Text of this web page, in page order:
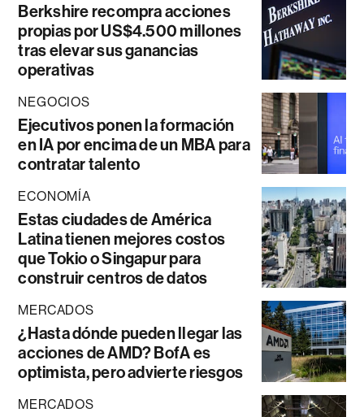
Berkshire recompra acciones
propias por US$4.500 millones
tras elevar sus ganancias
operativas
NEGOCIOS
Ejecutivos ponen la formación
en IA por encima de un MBA para
contratar talento
ECONOMÍA
Estas ciudades de América
Latina tienen mejores costos
que Tokio o Singapur para
construir centros de datos
MERCADOS
¿Hasta dónde pueden llegar las
acciones de AMD? BofA es
optimista, pero advierte riesgos
MERCADOS